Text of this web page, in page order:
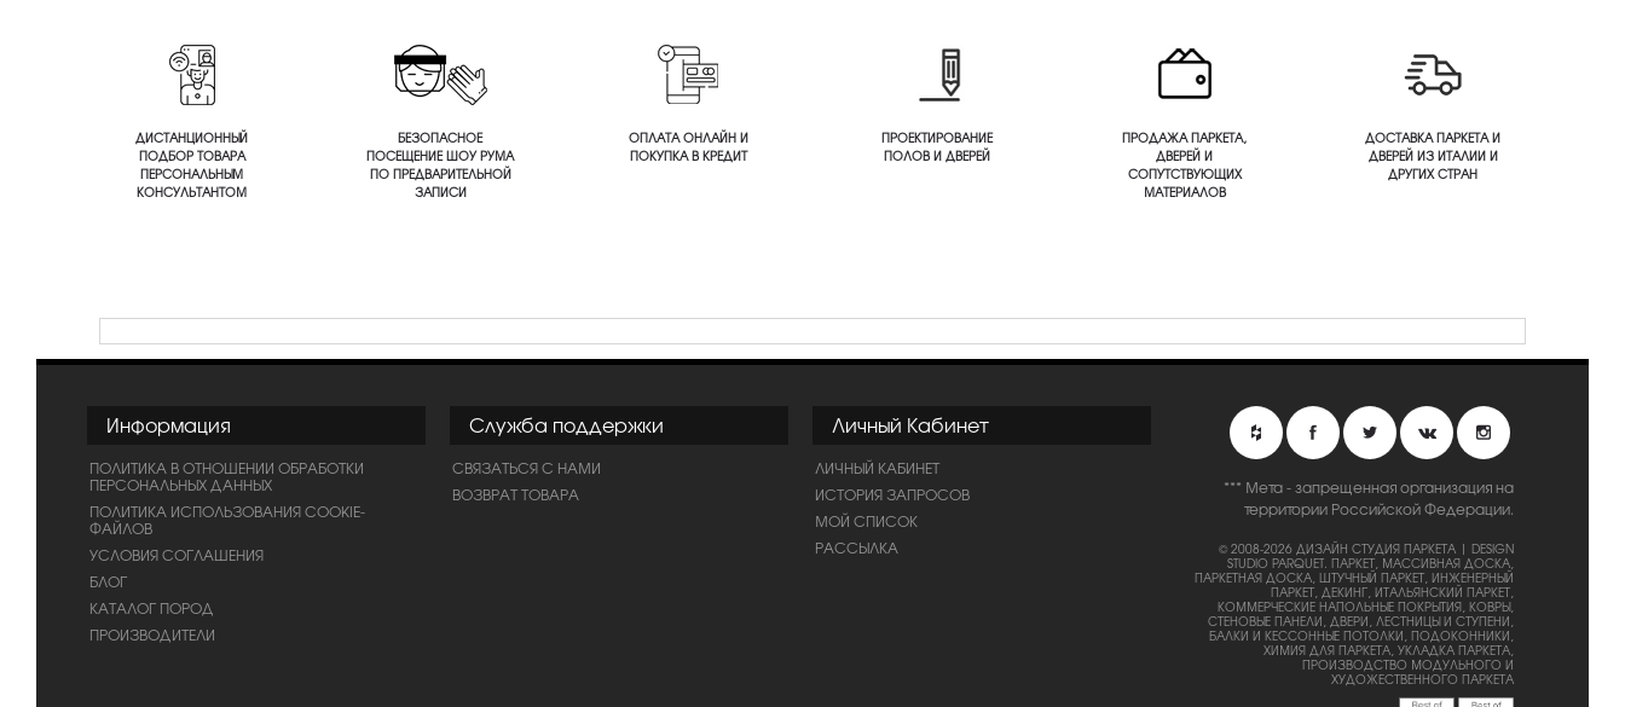
ДИСТАНЦИОННЫЙ
ПОДБОР ТОВАРА
ПЕРСОНАЛЬНЫМ
КОНСУЛЬТАНТОМ
БЕЗОПАСНОЕ
ПОСЕЩЕНИЕ ШОУ РУМА
ПО ПРЕДВАРИТЕЛЬНОЙ
ЗАПИСИ
ОПЛАТА ОНЛАЙН И
ПОКУПКА В КРЕДИТ
ПРОЕКТИРОВАНИЕ
ПОЛОВ И ДВЕРЕЙ
ПРОДАЖА ПАРКЕТА,
ДВЕРЕЙ И
СОПУТСТВУЮЩИХ
МАТЕРИАЛОВ
ДОСТАВКА ПАРКЕТА И
ДВЕРЕЙ ИЗ ИТАЛИИ И
ДРУГИХ СТРАН
Информация
ПОЛИТИКА В ОТНОШЕНИИ ОБРАБОТКИ
ПЕРСОНАЛЬНЫХ ДАННЫХ
ПОЛИТИКА ИСПОЛЬЗОВАНИЯ COOKIE-
ФАЙЛОВ
УСЛОВИЯ СОГЛАШЕНИЯ
БЛОГ
КАТАЛОГ ПОРОД
ПРОИЗВОДИТЕЛИ
Служба поддержки
СВЯЗАТЬСЯ С НАМИ
ВОЗВРАТ ТОВАРА
Личный Кабинет
ЛИЧНЫЙ КАБИНЕТ
ИСТОРИЯ ЗАПРОСОВ
МОЙ СПИСОК
РАССЫЛКА
*** Мета - запрещенная организация на
территории Российской Федерации.
© 2008-2026 ДИЗАЙН СТУДИЯ ПАРКЕТА | DESIGN
STUDIO PARQUET. ПАРКЕТ, МАССИВНАЯ ДОСКА,
ПАРКЕТНАЯ ДОСКА, ШТУЧНЫЙ ПАРКЕТ, ИНЖЕНЕРНЫЙ
ПАРКЕТ, ДЕКИНГ, ИТАЛЬЯНСКИЙ ПАРКЕТ,
КОММЕРЧЕСКИЕ НАПОЛЬНЫЕ ПОКРЫТИЯ, КОВРЫ,
СТЕНОВЫЕ ПАНЕЛИ, ДВЕРИ, ЛЕСТНИЦЫ И СТУПЕНИ,
БАЛКИ И КЕССОННЫЕ ПОТОЛКИ, ПОДОКОННИКИ,
ХИМИЯ ДЛЯ ПАРКЕТА, УКЛАДКА ПАРКЕТА,
ПРОИЗВОДСТВО МОДУЛЬНОГО И
ХУДОЖЕСТВЕННОГО ПАРКЕТА